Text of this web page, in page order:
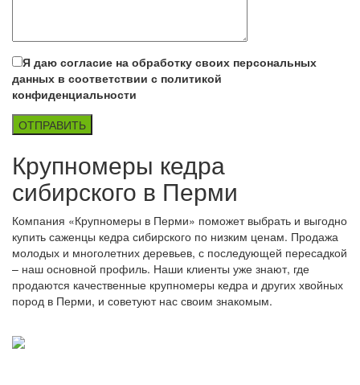
Я даю согласие на обработку своих персональных
данных в соответствии с политикой
конфиденциальности
Крупномеры кедра
сибирского в Перми
Компания «Крупномеры в Перми» поможет выбрать и выгодно
купить саженцы кедра сибирского по низким ценам. Продажа
молодых и многолетних деревьев, с последующей пересадкой
– наш основной профиль. Наши клиенты уже знают, где
продаются качественные крупномеры кедра и других хвойных
пород в Перми, и советуют нас своим знакомым.